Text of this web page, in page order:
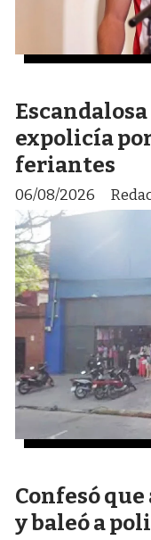
expolicía
feriantes
06/08/2026
Confesó
y baleó a